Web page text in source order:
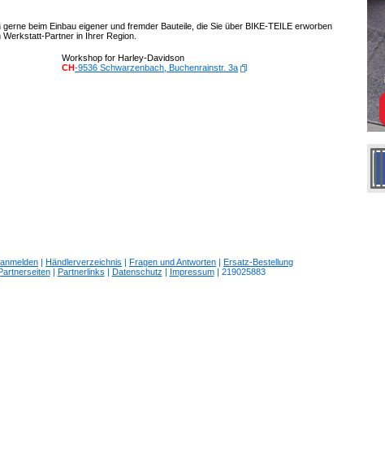
beim Einbau eigener und fremder Bauteile, die Sie über BIKE-TEILE erworben
Partner in Ihrer Region.
Workshop for Harley-Davidson
CH-9536 Schwarzenbach, Buchenrainstr. 3a
| Händlerverzeichnis | Fragen und Antworten | Ersatz-Bestellung
| Partnerlinks | Datenschutz | Impressum| 219025883